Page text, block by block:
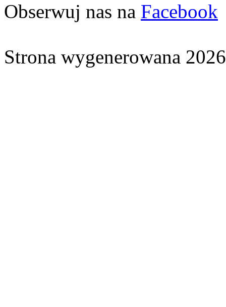
Obserwuj nas na Facebook
Strona wygenerowana